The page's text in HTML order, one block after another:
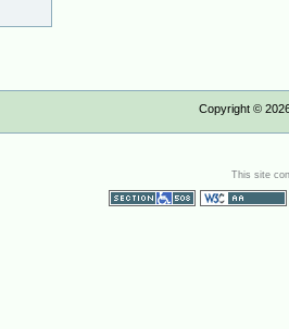
Copyright ©
This site